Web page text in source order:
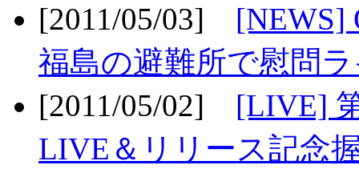
[2011/05/03] [NEWS]
福島の避難所で慰問
[2011/05/02] [LIVE]
LIVE＆リリース記念